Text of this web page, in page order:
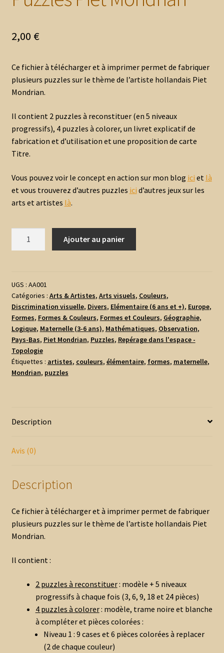
2,00 €
Ce fichier à télécharger et à imprimer permet de fabriquer
plusieurs puzzles sur le thème de l’artiste hollandais Piet
Mondrian.
Il contient 2 puzzles à reconstituer (en 5 niveaux
progressifs), 4 puzzles à colorer, un livret explicatif de
fabrication et d’utilisation et une proposition de carte
Titre.
Vous pouvez voir le concept en action sur mon blog ici et là
et vous trouverez d’autres puzzles ici d’autres jeux sur les
arts et artistes là.
Mondrian
Ajouter au panier
UGS : AA001
Catégories : Arts & Artistes, Arts visuels, Couleurs,
Discrimination visuelle, Divers, Elémentaire (6 ans et +), Europe,
Formes, Formes & Couleurs, Formes et Couleurs, Géographie,
Logique, Maternelle (3-6 ans), Mathématiques, Observation,
Pays-Bas, Piet Mondrian, Puzzles, Repérage dans l'espace -
Topologie
Étiquettes : artistes, couleurs, élémentaire, formes, maternelle,
Mondrian, puzzles
Description
Avis (0)
Description
Ce fichier à télécharger et à imprimer permet de fabriquer
plusieurs puzzles sur le thème de l’artiste hollandais Piet
Mondrian.
Il contient :
2 puzzles à reconstituer: modèle + 5 niveaux
progressifs à chaque fois (3, 6, 9, 18 et 24 pièces)
4 puzzles à colorer: modèle, trame noire et blanche
à compléter et pièces colorées :
Niveau 1 : 9 cases et 6 pièces colorées à replacer
(2 de chaque couleur)